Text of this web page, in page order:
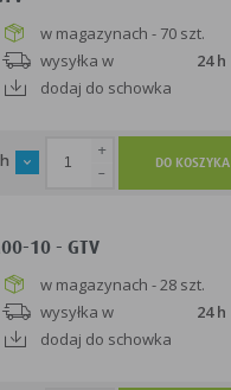
w magazynach - 70 szt.
wysyłka w
24 h
dodaj do schowka
-
+
DO KOSZYKA
10 - GTV
w magazynach - 28 szt.
wysyłka w
24 h
dodaj do schowka